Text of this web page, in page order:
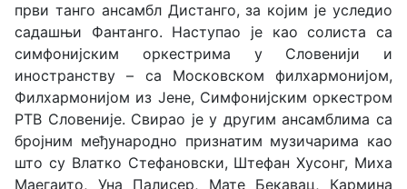
први танго ансамбл Дистанго, за којим је уследио
садашњи Фантанго. Наступао је као солиста са
симфонијским оркестрима у Словенији и
иностранству – са Московском филхармонијом,
Филхармонијом из Јене, Симфонијским оркестром
РТВ Словеније. Свирао је у другим ансамблима са
бројним међународно признатим музичарима као
што су Влатко Стефановски, Штефан Хусонг, Миха
Маегаито, Уна Палисер, Мате Бекавац, Кармина